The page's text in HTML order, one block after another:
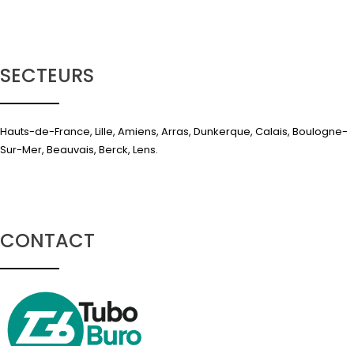
SECTEURS
Hauts-de-France, Lille, Amiens, Arras, Dunkerque, Calais, Boulogne-
Sur-Mer, Beauvais, Berck, Lens.
CONTACT